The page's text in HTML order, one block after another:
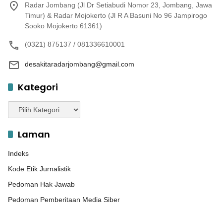
Radar Jombang (Jl Dr Setiabudi Nomor 23, Jombang, Jawa
Timur) & Radar Mojokerto (Jl R A Basuni No 96 Jampirogo
Sooko Mojokerto 61361)
(0321) 875137 / 081336610001
desakitaradarjombang@gmail.com
Kategori
Kategori
Laman
Indeks
Kode Etik Jurnalistik
Pedoman Hak Jawab
Pedoman Pemberitaan Media Siber